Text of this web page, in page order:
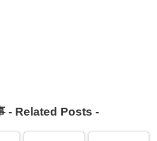
- Related Posts -